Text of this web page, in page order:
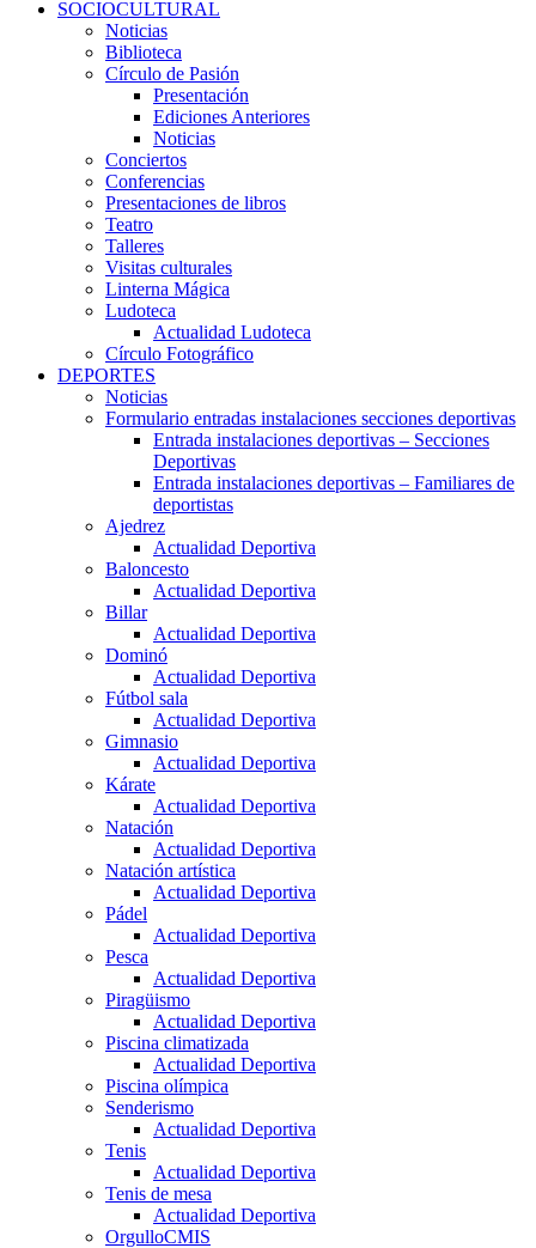
SOCIOCULTURAL
Noticias
Biblioteca
Círculo de Pasión
Presentación
Ediciones Anteriores
Noticias
Conciertos
Conferencias
Presentaciones de libros
Teatro
Talleres
Visitas culturales
Linterna Mágica
Ludoteca
Actualidad Ludoteca
Círculo Fotográfico
DEPORTES
Noticias
Formulario entradas instalaciones secciones deportivas
Entrada instalaciones deportivas – Secciones
Deportivas
Entrada instalaciones deportivas – Familiares de
deportistas
Ajedrez
Actualidad Deportiva
Baloncesto
Actualidad Deportiva
Billar
Actualidad Deportiva
Dominó
Actualidad Deportiva
Fútbol sala
Actualidad Deportiva
Gimnasio
Actualidad Deportiva
Kárate
Actualidad Deportiva
Natación
Actualidad Deportiva
Natación artística
Actualidad Deportiva
Pádel
Actualidad Deportiva
Pesca
Actualidad Deportiva
Piragüismo
Actualidad Deportiva
Piscina climatizada
Actualidad Deportiva
Piscina olímpica
Senderismo
Actualidad Deportiva
Tenis
Actualidad Deportiva
Tenis de mesa
Actualidad Deportiva
OrgulloCMIS